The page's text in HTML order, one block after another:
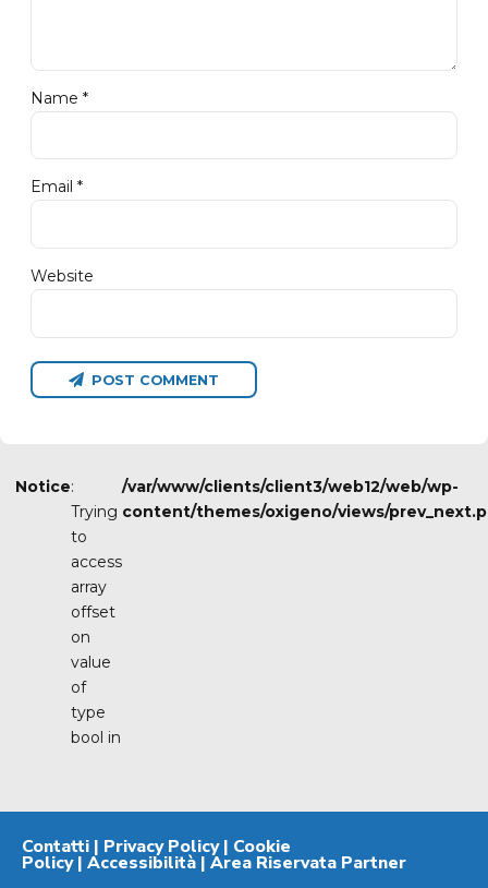
Name *
Email *
Website
POST COMMENT
PREVIOUS
Perkins
Notice:
Trying
to
access
array
offset
on
value
of
type
bool in
/var/www/clients/client3/web12/web/wp-
content/themes/oxigeno/views/
Contatti | Privacy Policy| Cookie
Policy| Accessibilità | Area Riservata Partner